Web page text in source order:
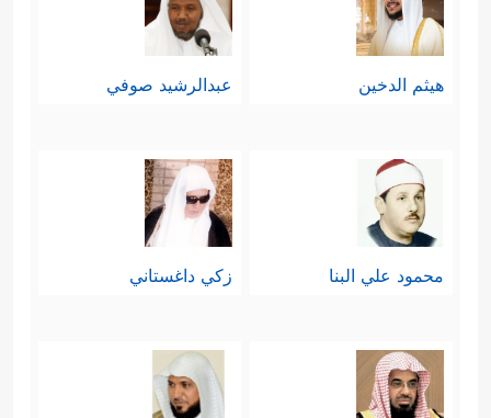
هيثم الدخين عبدالرشيد صوفي
محمود علي البنا زكي داغستاني